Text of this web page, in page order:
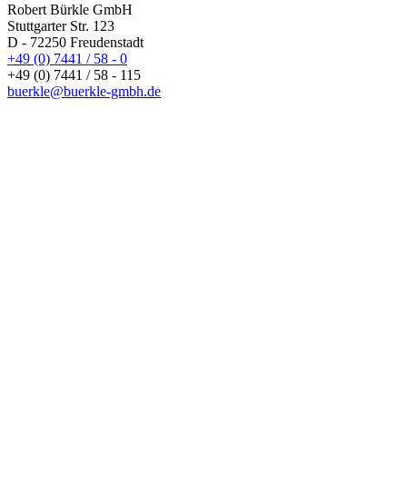
Robert Bürkle GmbH
Stuttgarter Str. 123
D - 72250 Freudenstadt
+49 (0) 7441 / 58 - 0
+49 (0) 7441 / 58 - 115
buerkle@buerkle-gmbh.de